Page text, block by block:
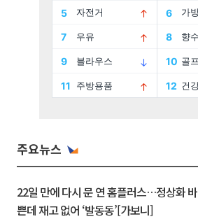
주요뉴스
22일 만에 다시 문 연 홈플러스…정상화 바
쁜데 재고 없어 ‘발동동’[가보니]